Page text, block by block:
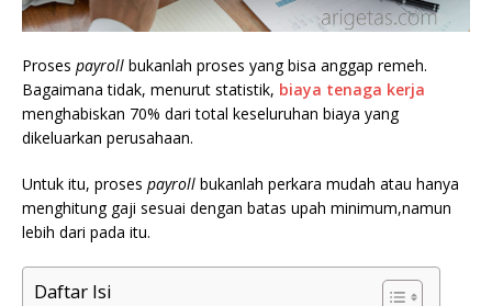
Proses payroll bukanlah proses yang bisa anggap remeh.
Bagaimana tidak, menurut statistik, biaya tenaga kerja
menghabiskan 70% dari total keseluruhan biaya yang
dikeluarkan perusahaan.
Untuk itu, proses payroll bukanlah perkara mudah atau hanya
menghitung gaji sesuai dengan batas upah minimum,namun
lebih dari pada itu.
Daftar Isi